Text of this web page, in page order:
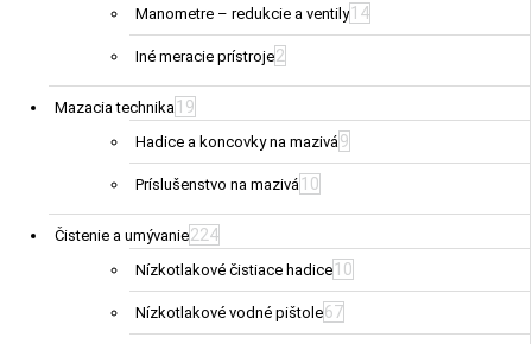
Manometre – redukcie a ventily 14
Iné meracie prístroje2
Mazacia technika 19
Hadice a koncovky na mazivá9
Príslušenstvo na mazivá 10
Čistenie a umývanie224
Nízkotlakové čistiace hadice 10
Nízkotlakové vodné pištole67